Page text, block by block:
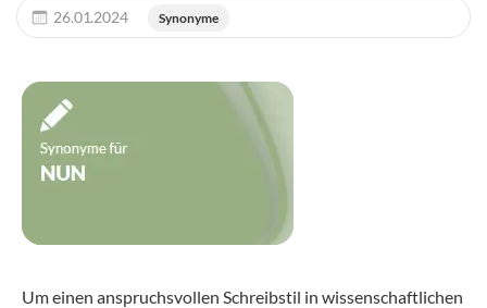
26.01.2024 Synonyme
Um einen anspruchsvollen Schreibstil in wissenschaftlichen